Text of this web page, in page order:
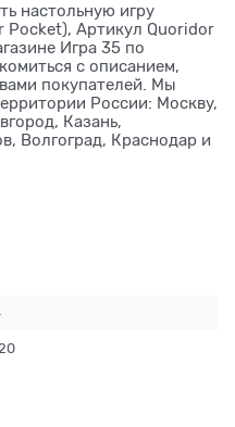
настольную игру
Артикул Quoridor
Игра 35 по
с описанием,
покупателей. Мы
России: Москву,
Казань,
Волгоград, Краснодар и